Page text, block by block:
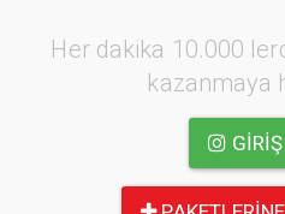
Her dakika 10.000
kazanmaya